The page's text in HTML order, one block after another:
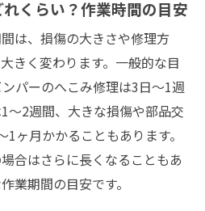
くらい？作業時間の目安
は、損傷の大きさや修理方
きく変わります。一般的な目
パーのへこみ修理は3日〜1週
〜2週間、大きな損傷や部品交
ヶ月かかることもあります。
合はさらに長くなることもあ
業期間の目安です。